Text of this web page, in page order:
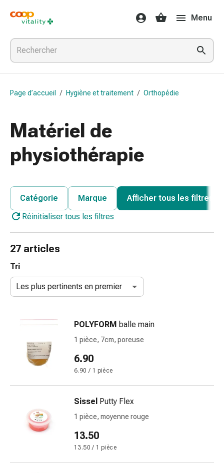
Médicaments
et
santé
Grippe
et
Refroidissement
pour
gorge
Médicaments
contre
la
rhume
Maux
bronchite
Inhalateurs
Nettoyeur
Mouchoirs
papier
Rhume
Soins
des
plaies
Menu
Page d’accueil / Hygiène et traitement / Orthopédie
Matériel de
physiothérapie
Catégorie Marque
Afficher tous les filtres
Réinitialiser tous les filtres
27 articles
Tri
Les plus pertinents en premier
POLYFORM balle main
1 pièce, 7cm, poreuse
6.90
6.90 / 1 pièce
Sissel Putty Flex
1 pièce, moyenne rouge
13.50
13.50 / 1 pièce